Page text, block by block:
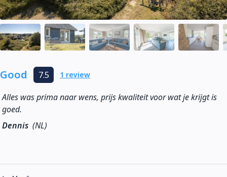
Good 7.5 1 review
Alles was prima naar wens, prijs kwaliteit voor wat je krijgt is
goed.
Dennis (NL)